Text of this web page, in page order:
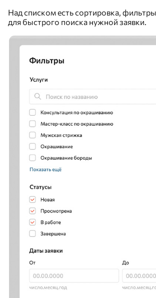
Над списком есть сортировка,
для быстрого поиска нужной заявки.